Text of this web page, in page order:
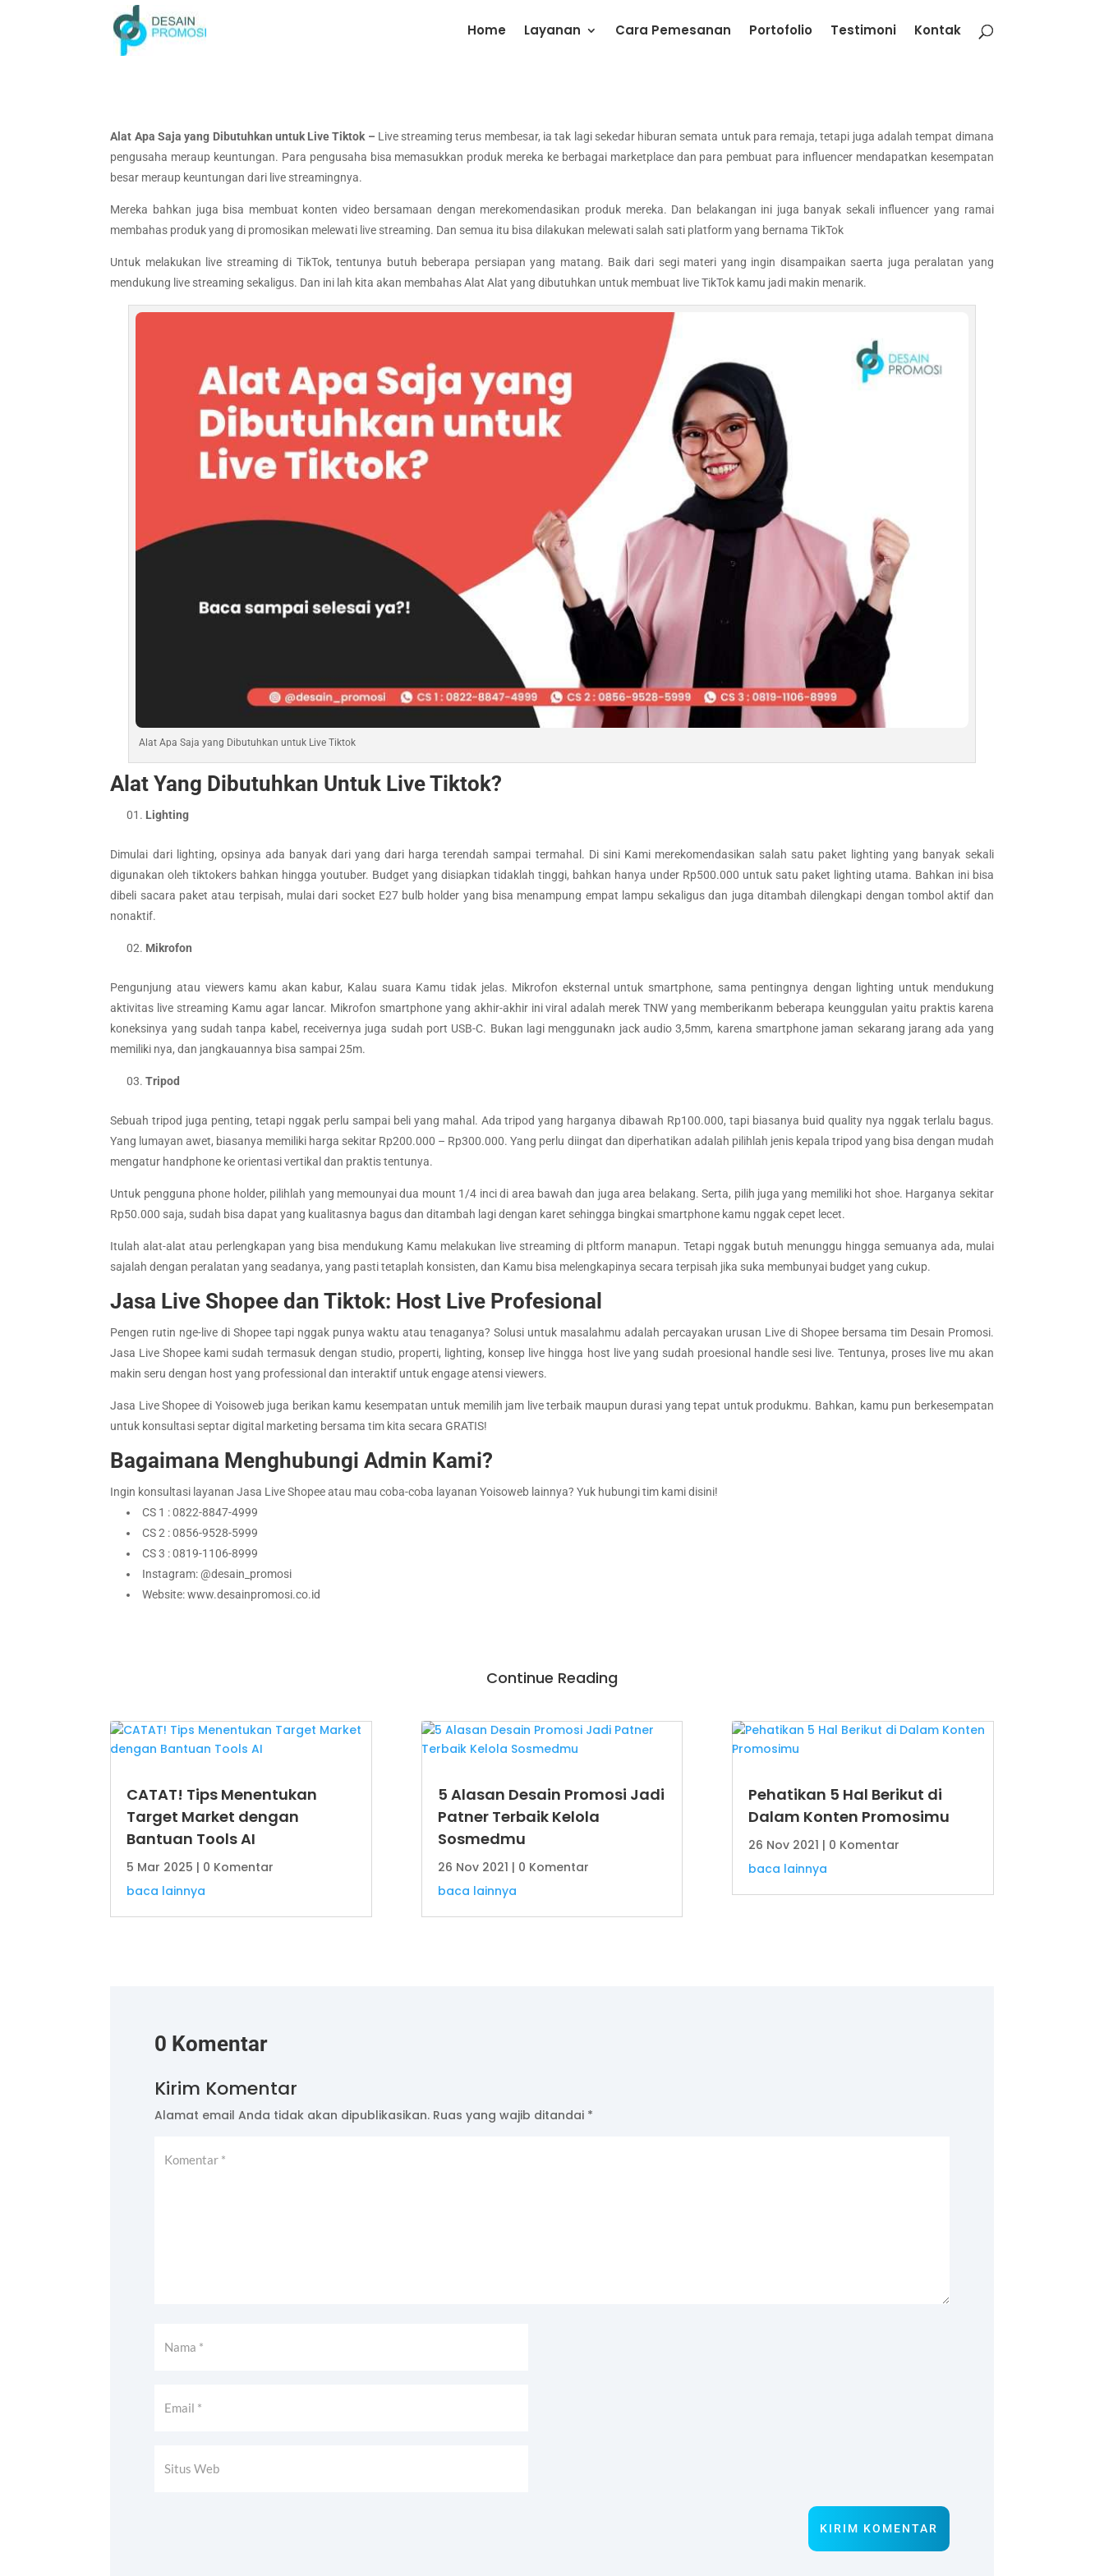
Home Layanan Cara Pemesanan Portofolio Testimoni Kontak
Alat Apa Saja yang Dibutuhkan untuk Live Tiktok – Live streaming terus membesar, ia tak lagi sekedar hiburan semata untuk para remaja, tetapi juga adalah tempat dimana
pengusaha meraup keuntungan. Para pengusaha bisa memasukkan produk mereka ke berbagai marketplace dan para pembuat para influencer mendapatkan kesempatan
besar meraup keuntungan dari live streamingnya.
Mereka bahkan juga bisa membuat konten video bersamaan dengan merekomendasikan produk mereka. Dan belakangan ini juga banyak sekali influencer yang ramai
membahas produk yang di promosikan melewati live streaming. Dan semua itu bisa dilakukan melewati salah sati platform yang bernama TikTok
Untuk melakukan live streaming di TikTok, tentunya butuh beberapa persiapan yang matang. Baik dari segi materi yang ingin disampaikan saerta juga peralatan yang
mendukung live streaming sekaligus. Dan ini lah kita akan membahas Alat Alat yang dibutuhkan untuk membuat live TikTok kamu jadi makin menarik.
Alat Apa Saja yang Dibutuhkan untuk Live Tiktok
Alat Yang Dibutuhkan Untuk Live Tiktok?
Lighting
Dimulai dari lighting, opsinya ada banyak dari yang dari harga terendah sampai termahal. Di sini Kami merekomendasikan salah satu paket lighting yang banyak sekali
digunakan oleh tiktokers bahkan hingga youtuber. Budget yang disiapkan tidaklah tinggi, bahkan hanya under Rp500.000 untuk satu paket lighting utama. Bahkan ini bisa
dibeli sacara paket atau terpisah, mulai dari socket E27 bulb holder yang bisa menampung empat lampu sekaligus dan juga ditambah dilengkapi dengan tombol aktif dan
nonaktif.
Mikrofon
Pengunjung atau viewers kamu akan kabur, Kalau suara Kamu tidak jelas. Mikrofon eksternal untuk smartphone, sama pentingnya dengan lighting untuk mendukung
aktivitas live streaming Kamu agar lancar. Mikrofon smartphone yang akhir-akhir ini viral adalah merek TNW yang memberikanm beberapa keunggulan yaitu praktis karena
koneksinya yang sudah tanpa kabel, receivernya juga sudah port USB-C. Bukan lagi menggunakn jack audio 3,5mm, karena smartphone jaman sekarang jarang ada yang
memiliki nya, dan jangkauannya bisa sampai 25m.
Tripod
Sebuah tripod juga penting, tetapi nggak perlu sampai beli yang mahal. Ada tripod yang harganya dibawah Rp100.000, tapi biasanya buid quality nya nggak terlalu bagus.
Yang lumayan awet, biasanya memiliki harga sekitar Rp200.000 – Rp300.000. Yang perlu diingat dan diperhatikan adalah pilihlah jenis kepala tripod yang bisa dengan mudah
mengatur handphone ke orientasi vertikal dan praktis tentunya.
Untuk pengguna phone holder, pilihlah yang memounyai dua mount 1/4 inci di area bawah dan juga area belakang. Serta, pilih juga yang memiliki hot shoe. Harganya sekitar
Rp50.000 saja, sudah bisa dapat yang kualitasnya bagus dan ditambah lagi dengan karet sehingga bingkai smartphone kamu nggak cepet lecet.
Itulah alat-alat atau perlengkapan yang bisa mendukung Kamu melakukan live streaming di pltform manapun. Tetapi nggak butuh menunggu hingga semuanya ada, mulai
sajalah dengan peralatan yang seadanya, yang pasti tetaplah konsisten, dan Kamu bisa melengkapinya secara terpisah jika suka membunyai budget yang cukup.
Jasa Live Shopee dan Tiktok: Host Live Profesional
Pengen rutin nge-live di Shopee tapi nggak punya waktu atau tenaganya? Solusi untuk masalahmu adalah percayakan urusan Live di Shopee bersama tim Desain Promosi.
Jasa Live Shopee kami sudah termasuk dengan studio, properti, lighting, konsep live hingga host live yang sudah proesional handle sesi live. Tentunya, proses live mu akan
makin seru dengan host yang professional dan interaktif untuk engage atensi viewers.
Jasa Live Shopee di Yoisoweb juga berikan kamu kesempatan untuk memilih jam live terbaik maupun durasi yang tepat untuk produkmu. Bahkan, kamu pun berkesempatan
untuk konsultasi septar digital marketing bersama tim kita secara GRATIS!
Bagaimana Menghubungi Admin Kami?
Ingin konsultasi layanan Jasa Live Shopee atau mau coba-coba layanan Yoisoweb lainnya? Yuk hubungi tim kami disini!
CS 1 : 0822-8847-4999
CS 2 : 0856-9528-5999
CS 3 : 0819-1106-8999
Instagram: @desain_promosi
Website: www.desainpromosi.co.id
Continue Reading
CATAT! Tips Menentukan
Target Market dengan
Bantuan Tools AI
5 Mar 2025 | 0 Komentar
baca lainnya
5 Alasan Desain Promosi Jadi
Patner Terbaik Kelola
Sosmedmu
26 Nov 2021 | 0 Komentar
baca lainnya
Pehatikan 5 Hal Berikut di
Dalam Konten Promosimu
26 Nov 2021 | 0 Komentar
baca lainnya
0 Komentar
Kirim Komentar
Alamat email Anda tidak akan dipublikasikan. Ruas yang wajib ditandai *
KIRIM KOMENTAR